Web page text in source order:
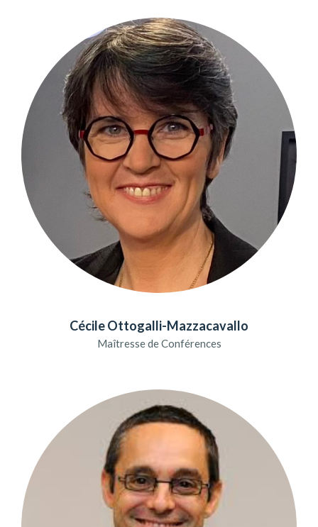
Cécile Ottogalli-Mazzacavallo
Maîtresse de Conférences